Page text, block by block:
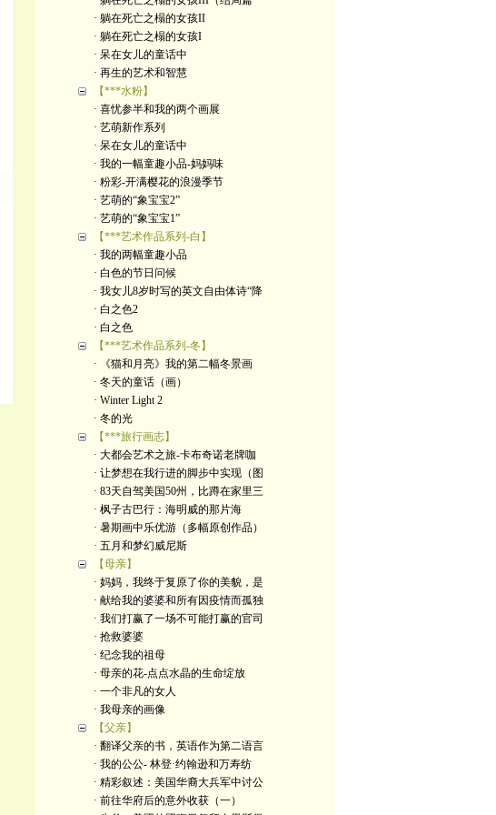
· 躺在死亡之榻的女孩II
· 躺在死亡之榻的女孩I
· 呆在女儿的童话中
· 再生的艺术和智慧
【***水粉】
· 喜忧参半和我的两个画展
· 艺萌新作系列
· 呆在女儿的童话中
· 我的一幅童趣小品-妈妈味
· 粉彩-开满樱花的浪漫季节
· 艺萌的“象宝宝2”
· 艺萌的“象宝宝1”
【***艺术作品系列-白】
· 我的两幅童趣小品
· 白色的节日问候
· 我女儿8岁时写的英文自由体诗“降
· 白之色2
· 白之色
【***艺术作品系列-冬】
· 《猫和月亮》我的第二幅冬景画
· 冬天的童话（画）
· Winter Light 2
· 冬的光
【***旅行画志】
· 大都会艺术之旅-卡布奇诺老牌咖
· 让梦想在我行进的脚步中实现（图
· 83天自驾美国50州，比蹲在家里三
· 枫子古巴行：海明威的那片海
· 暑期画中乐优游（多幅原创作品）
· 五月和梦幻威尼斯
【母亲】
· 妈妈，我终于复原了你的美貌，是
· 献给我的婆婆和所有因疫情而孤独
· 我们打赢了一场不可能打赢的官司
· 抢救婆婆
· 纪念我的祖母
· 母亲的花-点点水晶的生命绽放
· 一个非凡的女人
· 我母亲的画像
【父亲】
· 翻译父亲的书，英语作为第二语言
· 我的公公- 林登·约翰逊和万寿纺
· 精彩叙述：美国华裔大兵军中讨公
· 前往华府后的意外收获（一）